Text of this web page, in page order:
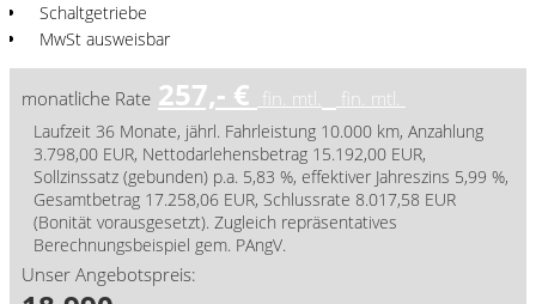
Schaltgetriebe
MwSt ausweisbar
monatliche Rate 257,- € fin. mtl. fin. mtl.
Laufzeit 36 Monate, jährl. Fahrleistung 10.000 km, Anzahlung
3.798,00 EUR, Nettodarlehensbetrag 15.192,00 EUR,
Sollzinssatz (gebunden) p.a. 5,83 %, effektiver Jahreszins 5,99 %,
Gesamtbetrag 17.258,06 EUR, Schlussrate 8.017,58 EUR
(Bonität vorausgesetzt). Zugleich repräsentatives
Berechnungsbeispiel gem. PAngV.
Unser Angebotspreis: